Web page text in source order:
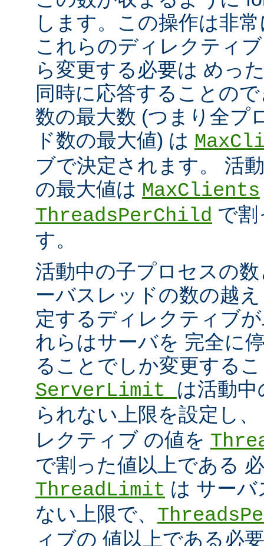
します。この操作は非
これらのディレクティ
ら変更する必要は めっ
同時に応答することの
数の最大数 (つまり全プ
ド数の最大値) は
ブで決定されます。 活
の最大値は MaxClients
ThreadsPerChild で割
す。
活動中の子プロセスの
ーバスレッドの数の越
定するディレクティブ
れらはサーバを 完全に
ることでしか変更する
ServerLimit は活動
られない上限を設定し、
レクティブ の値を
で割った値以上である
ThreadLimit は サー
ない上限で、
ィブの 値以上である必